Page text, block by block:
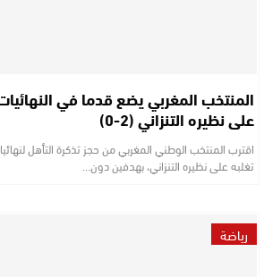
المنتخب المغربي يضع قدما في
على نظيره التنزاني (2-0)
تغلبه على نظيره التنزاني، بهدفين دون…
رياضة